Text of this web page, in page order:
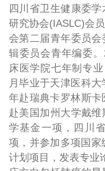
四川省卫生健康委
研究协会(IASLC)会
会第二届青年委员
辑委员会青年编委。
床医学院七年制专
月毕业于天津医科大
年赴瑞典卡罗林斯卡
赴美国加州大学戴
学基金一项，四川
项，并参加多项国家
计划项目，发表专业